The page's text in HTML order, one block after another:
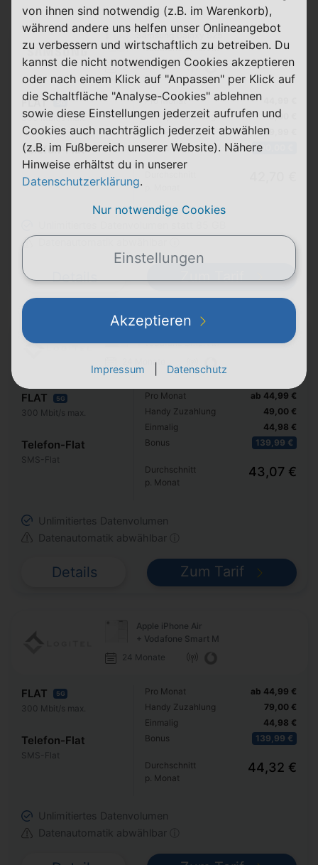
Samsung Galaxy S25
+ Vodafone Smart M
24 Monate
FLAT 5G
300 Mbit/s max.
Telefon-Flat
SMS-Flat
Pro Monat
Handy Zuzahlung
Einmalig
Bonus
5,00 €
39,99 €
100,00 €
Details Zum Tarif
Apple iPhone 17
+ Vodafone Smart M
24 Monate
FLAT 5G
300 Mbit/s max.
Telefon-Flat
SMS-Flat
Pro Monat
Handy Zuzahlung
Einmalig
Bonus
ab 44,99 €
49,00 €
44,98 €
139,99 €
Durchschnitt
p. Monat
43,07 €
Unlimitiertes Datenvolumen
Datenautomatik abwählbar ⓘ
Details Zum Tarif
Apple iPhone Air
+ Vodafone Smart M
24 Monate
FLAT 5G
300 Mbit/s max.
Telefon-Flat
SMS-Flat
Pro Monat
Handy Zuzahlung
Einmalig
Bonus
ab 44,99 €
79,00 €
44,98 €
139,99 €
Durchschnitt
p. Monat
44,32 €
Unlimitiertes Datenvolumen
Datenautomatik abwählbar ⓘ
von ihnen sind notwendig (z.B. im Warenkorb),
während andere uns helfen unser Onlineangebot
zu verbessern und wirtschaftlich zu betreiben. Du
kannst die nicht notwendigen Cookies akzeptieren
oder nach einem Klick auf "Anpassen" per Klick auf
die Schaltfläche "Analyse-Cookies" ablehnen
sowie diese Einstellungen jederzeit aufrufen und
Cookies auch nachträglich jederzeit abwählen
(z.B. im Fußbereich unserer Website). Nähere
Hinweise erhältst du in unserer
Datenschutzerklärung.
Nur notwendige Cookies
Einstellungen
Akzeptieren
Impressum Datenschutz